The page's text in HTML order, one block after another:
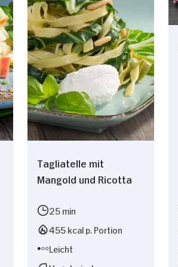
Nur Notwendige erlauben
Tagliatelle mit
Mangold und Ricotta
25 min
455 kcal p. Portion
Leicht